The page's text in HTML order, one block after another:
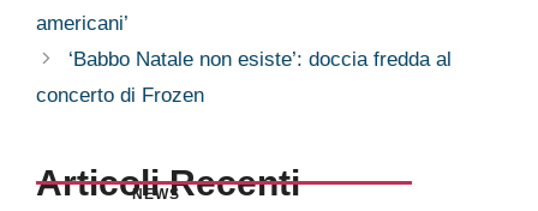
americani’
‘Babbo Natale non esiste’: doccia fredda al
concerto di Frozen
Articoli Recenti
NEWS